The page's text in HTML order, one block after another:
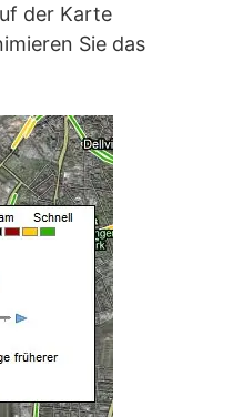
der Karte
Sie das